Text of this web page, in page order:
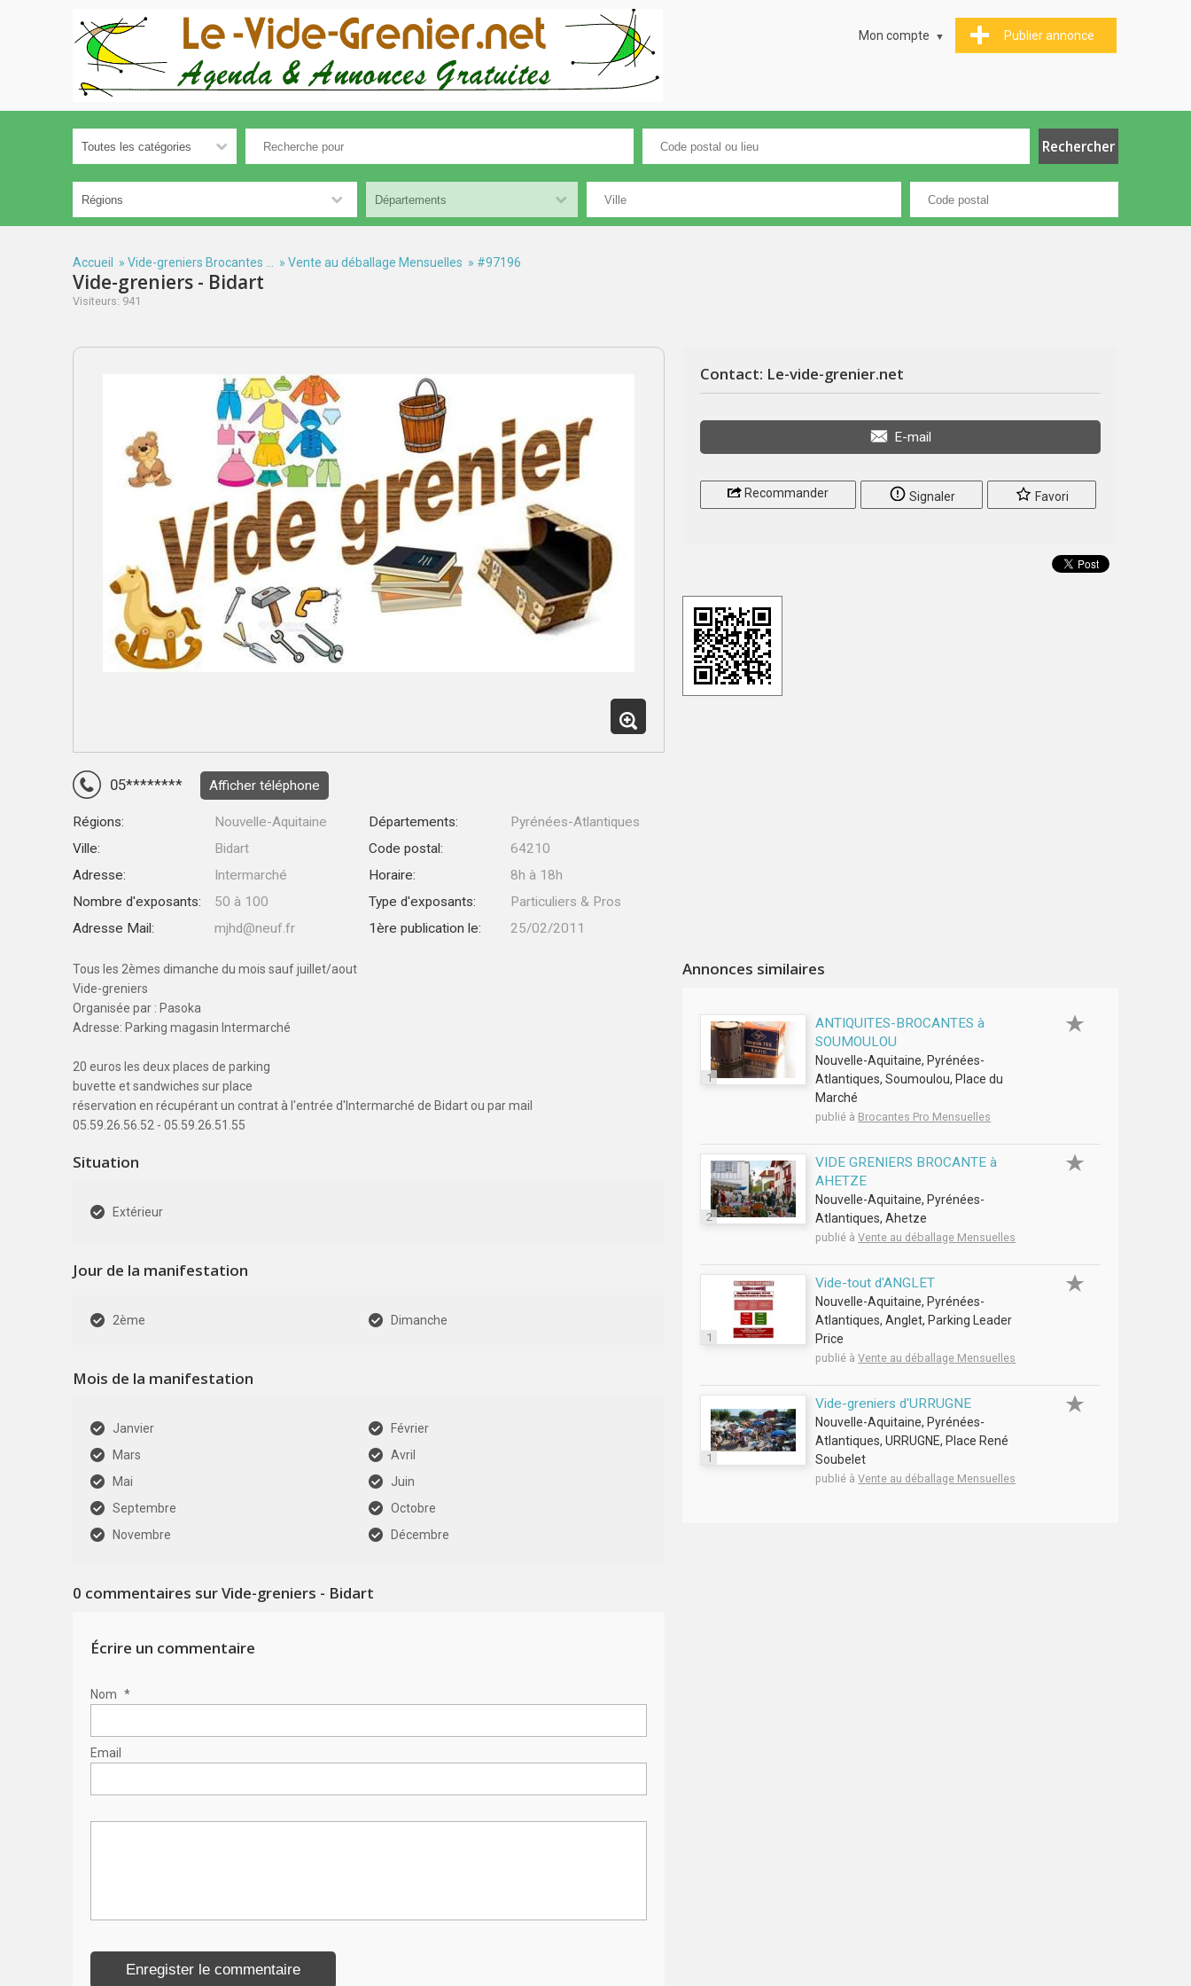
Publier annonce
Mon compte
Accueil » Vide-greniers Brocantes ... » Vente au déballage Mensuelles » #97196
Vide-greniers - Bidart
Visiteurs: 941
05******** Afficher téléphone
Régions: Nouvelle-Aquitaine Départements:
Pyrénées-Atlantiques
Ville:
Bidart Code postal:
64210
Adresse:
Intermarché Horaire:
8h à 18h
Nombre d'exposants:
50 à 100 Type d'exposants:
Particuliers & Pros
Adresse Mail:
mjhd@neuf.fr 1ère publication le: 25/02/2011
Tous les 2èmes dimanche du mois sauf juillet/aout
Vide-greniers
Organisée par : Pasoka
Adresse: Parking magasin Intermarché
20 euros les deux places de parking
buvette et sandwiches sur place
réservation en récupérant un contrat à l'entrée d'Intermarché de Bidart ou par mail
05.59.26.56.52 - 05.59.26.51.55
Situation
Extérieur
Jour de la manifestation
2ème Dimanche
Mois de la manifestation
Janvier
Février
Mars
Avril
Mai
Juin
Septembre
Octobre
Novembre
Décembre
0 commentaires sur Vide-greniers - Bidart
Écrire un commentaire
Nom *
Email
Contact: Le-vide-grenier.net
E-mail
Recommander Signaler Favori
Annonces similaires
1
ANTIQUITES-BROCANTES à
SOUMOULOU
Nouvelle-Aquitaine, Pyrénées-
Atlantiques, Soumoulou, Place du
Marché
publié à Brocantes Pro Mensuelles
2
VIDE GRENIERS BROCANTE à
AHETZE
Nouvelle-Aquitaine, Pyrénées-
Atlantiques, Ahetze
publié àVente au déballage Mensuelles
1
Vide-tout d'ANGLET
Nouvelle-Aquitaine, Pyrénées-
Atlantiques, Anglet, Parking Leader
Price
publié àVente au déballage Mensuelles
1
Vide-greniers d'URRUGNE
Nouvelle-Aquitaine, Pyrénées-
Atlantiques, URRUGNE, Place René
Soubelet
publié àVente au déballage Mensuelles